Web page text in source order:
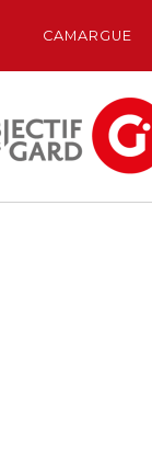
CAMARGUE